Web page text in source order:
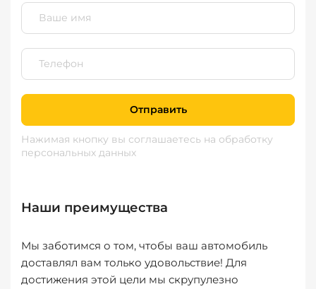
Отправить
Нажимая кнопку вы соглашаетесь на обработку
персональных данных
Наши преимущества
Мы заботимся о том, чтобы ваш автомобиль
доставлял вам только удовольствие! Для
достижения этой цели мы скрупулезно